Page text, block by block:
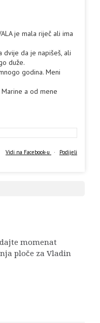
je mala riječ ali ima
dvije da je napišeš, ali
duže.
godina. Meni
a od mene
Vidi na Facebook-u · Podijeli
momenat
ploče za Vladin